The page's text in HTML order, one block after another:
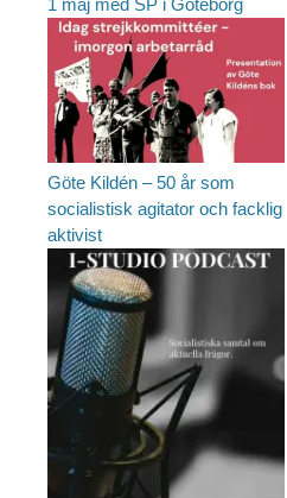
Göte Kildén – 50 år som
socialistisk agitator och facklig
aktivist